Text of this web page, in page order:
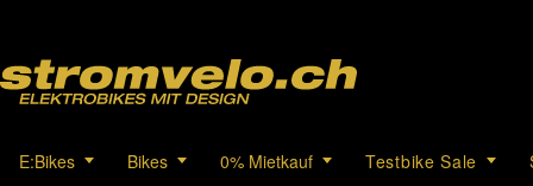
E:Bikes Bikes 0% Mietkauf Testbike Sale